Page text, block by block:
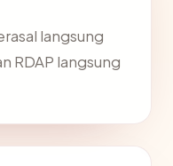
langsung
RDAP langsung